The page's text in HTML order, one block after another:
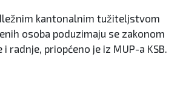
kantonalnim tužiteljstvom
osoba poduzimaju se zakonom
radnje, priopćeno je iz MUP-a KSB.